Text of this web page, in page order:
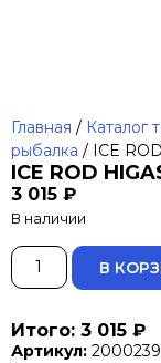
Главная / Каталог
рыбалка / ICE
ICE ROD
3 015 ₽
В наличии
В
Итого: 3 015 ₽
Артикул: